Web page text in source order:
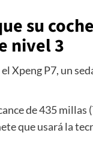
su
nivel 3
Xpeng P7, un
de 435
que usará la